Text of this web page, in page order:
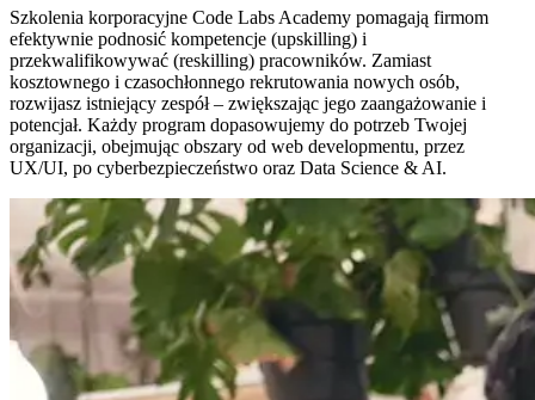
Szkolenia korporacyjne Code Labs Academy pomagają firmom
efektywnie podnosić kompetencje (upskilling) i
przekwalifikowywać (reskilling) pracowników. Zamiast
kosztownego i czasochłonnego rekrutowania nowych osób,
rozwijasz istniejący zespół – zwiększając jego zaangażowanie i
potencjał. Każdy program dopasowujemy do potrzeb Twojej
organizacji, obejmując obszary od web developmentu, przez
UX/UI, po cyberbezpieczeństwo oraz Data Science & AI.